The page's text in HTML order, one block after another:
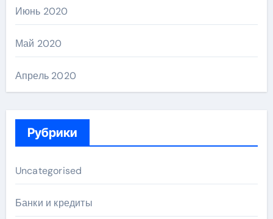
Июнь 2020
Май 2020
Апрель 2020
Рубрики
Uncategorised
Банки и кредиты